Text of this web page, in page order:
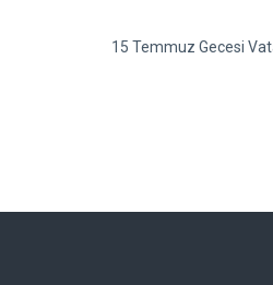
15 Temmuz Gecesi